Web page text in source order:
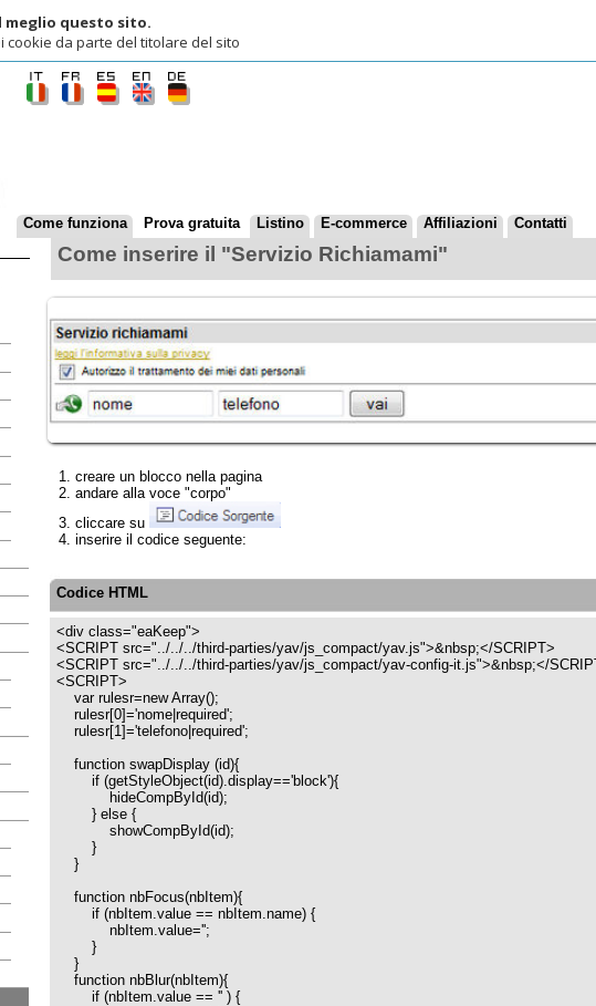
questo sito.
parte del titolare del sito
funziona
Come inserire il "Servizio Richiamami"
andare alla voce "corpo"
cliccare su
inserire il codice seguente:
Codice HTML
<div class="eaKeep">
<SCRIPT src="../../../third-parties/yav/js_compact/yav.js">&nbsp;</SCRIPT>
<SCRIPT>
var rulesr=new Array();
rulesr[0]='nome|required';
rulesr[1]='telefono|required';
function swapDisplay (id){
if (getStyleObject(id).display=='block'){
hideCompById(id);
} else {
showCompById(id);
}
function nbFocus(nbItem){
if (nbItem.value == nbItem.name) {
nbItem.value='';
}
function nbBlur(nbItem){
if (nbItem.value == '' ) {
nbItem.value=nbItem.name;
}
function nbSubmit(){
if (document.callForm.nome.value == document.callForm.nome.name ) {
document.callForm.nome.value = '';